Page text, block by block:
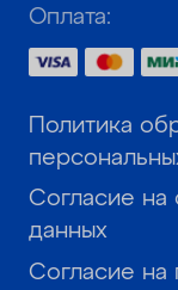
Оплата:
Политика
Согласие на
данных
Согласие на